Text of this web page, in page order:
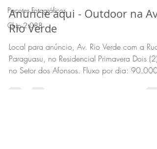
Pacotes Fotográficos
Chip 2.088
Anuncie aqui - Outdoor na Av.
Rio Verde
Local para anúncio, Av. Rio Verde com a Rua
Paraguasu, no Residencial Primavera Dois (2),
no Setor dos Afonsos. Fluxo por dia: